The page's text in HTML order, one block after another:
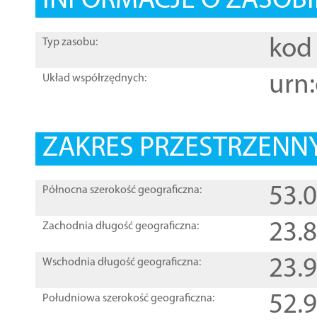
Typ zasobu: kod
Układ współrzędnych:
ZAKRES
Północna szerokość geograficzna:
Zachodnia długość geograficzna:
Wschodnia długość geograficzna:
Południowa szerokość geograficzna: